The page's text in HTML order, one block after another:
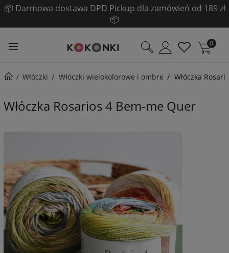
📦 Darmowa dostawa DPD Pickup dla zamówień od 189 zł
📦
☀️ Pogłębiamy LETNIĄ WYPRZEDAŻ! ☀️ Sprawdź!
0
Włóczki Włóczki wielokolorowe i ombre Włóczka
Włóczka Rosarios 4 Bem-me Quer